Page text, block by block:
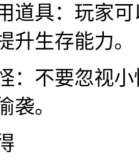
道具：玩家
升生存能力。
：不要忽视
袭。